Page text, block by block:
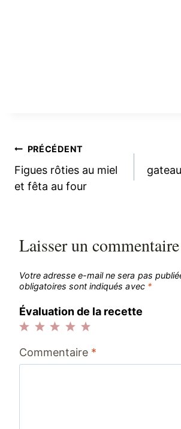
Navigation
de
PRÉCÉDENT
Figues rôties au miel
et fêta au four
Laisser un commentaire
Votre adresse e-mail ne sera pas
obligatoires sont indiqués avec *
Évaluation de la recette
étoiles
étoiles
étoiles
étoiles
étoile
Commentaire *